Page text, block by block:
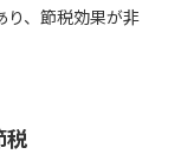
り、節税効果が非
税